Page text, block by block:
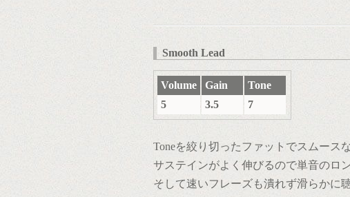
Smooth Lead
Volume
5
Gain
3.5
Tone
7
Toneを絞り切ったファットでスムース
サステインがよく伸びるので単音のロ
そして速いフレーズも潰れず滑らかに